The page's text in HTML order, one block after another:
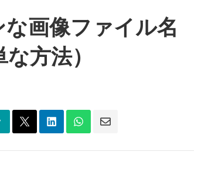
画像ファイル名
方法）